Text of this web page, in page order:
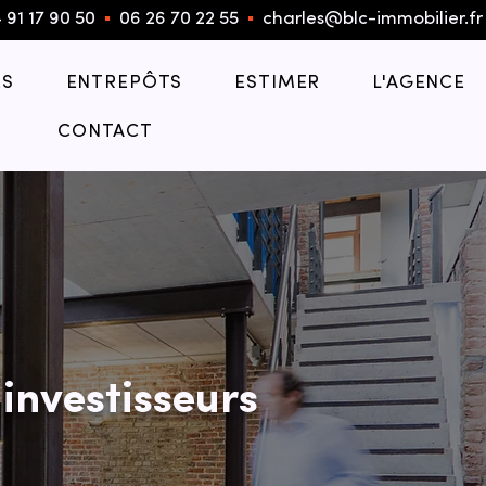
91 17 90 50 ▪︎ 06 26 70 22 55 ▪︎ charles@blc-immobilier.fr
ENTREPÔTS ESTIMER L'AGENCE
CONTACT